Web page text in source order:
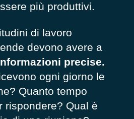
più produttivi.
di lavoro
devono avere a
precise.
ogni giorno le
Quanto tempo
rispondere? Qual è